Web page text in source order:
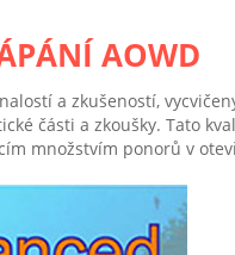
AOWD
a zkušeností,
části a zkoušky. Tato
množstvím ponorů v